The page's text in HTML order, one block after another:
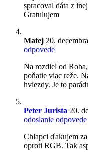
spracoval dáta z
Gratulujem
Matej 20.
odpovede
Na rozdiel od
poňatie viac reže.
hviezdy. Je to
Peter Jurista 20.
odoslanie odpovede
Chlapci ďakujem
oproti RGB. Tak